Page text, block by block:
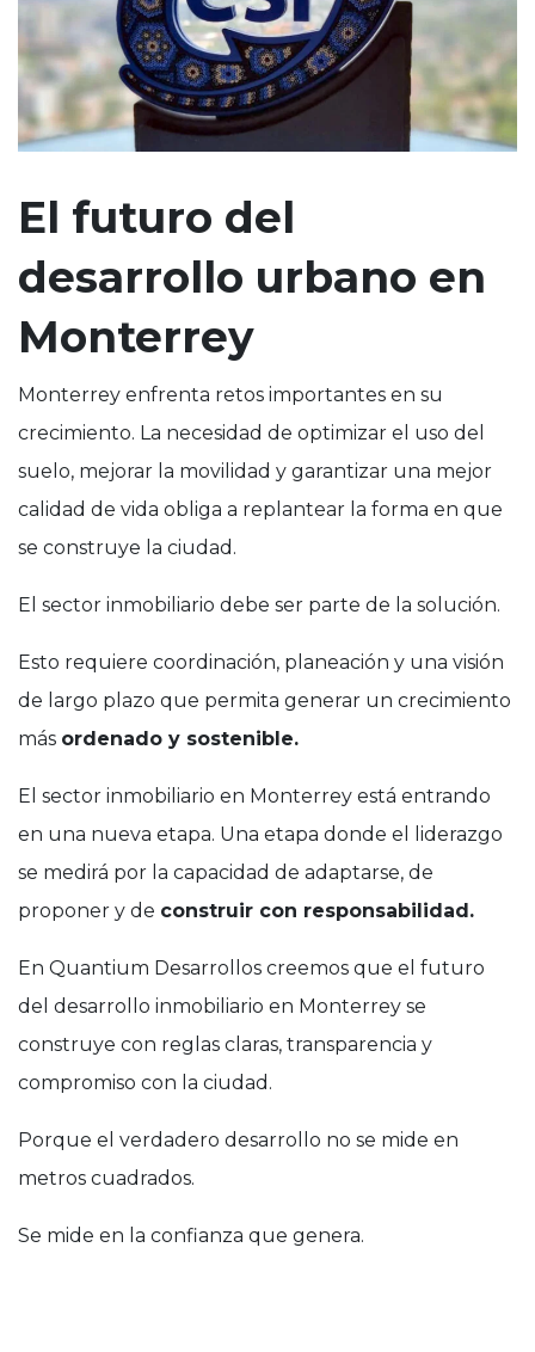
El futuro del
desarrollo urbano en
Monterrey
Monterrey enfrenta retos importantes en su
crecimiento. La necesidad de optimizar el uso del
suelo, mejorar la movilidad y garantizar una mejor
calidad de vida obliga a replantear la forma en que
se construye la ciudad.
El sector inmobiliario debe ser parte de la solución.
Esto requiere coordinación, planeación y una visión
de largo plazo que permita generar un crecimiento
más ordenado y sostenible.
El sector inmobiliario en Monterrey está entrando
en una nueva etapa. Una etapa donde el liderazgo
se medirá por la capacidad de adaptarse, de
proponer y de construir con responsabilidad.
En Quantium Desarrollos creemos que el futuro
del desarrollo inmobiliario en Monterrey se
construye con reglas claras, transparencia y
compromiso con la ciudad.
Porque el verdadero desarrollo no se mide en
metros cuadrados.
Se mide en la confianza que genera.